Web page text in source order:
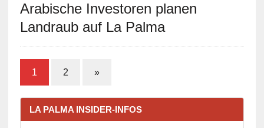
Arabische Investoren planen
Landraub auf La Palma
1 2 »
LA PALMA INSIDER-INFOS